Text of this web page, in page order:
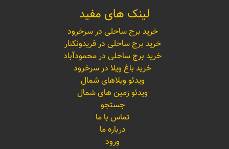
لینک های مفید
خرید برج ساحلی در سرخرود
خرید برج ساحلی در فریدونکنار
خرید برج ساحلی در محمودآباد
خرید باغ ویلا در سرخرود
ویدئو ویلاهای شمال
ویدئو زمین های شمال
جستجو
تماس با ما
درباره ما
ورود